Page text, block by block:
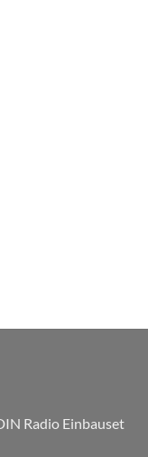
Radio Einbauset